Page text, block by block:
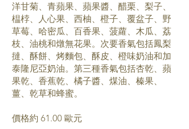
洋甘菊、青蘋果、蘋果醬、醋栗、梨子、
榅桲、人心果、西柚、橙子、覆盆子、野
草莓、哈密瓜、百香果、菠蘿、木瓜、荔
枝、油桃和燉無花果。次要香氣包括鳳梨
撻、酥餅、烤麵包、酥皮、橙味奶油和加
泰隆尼亞奶油。第三種香氣包括杏乾、蘋
果乾、香蕉乾、橘子醬、煤油、榛果、
薑、乾草和蜂蜜。
價格約 61.00 歐元